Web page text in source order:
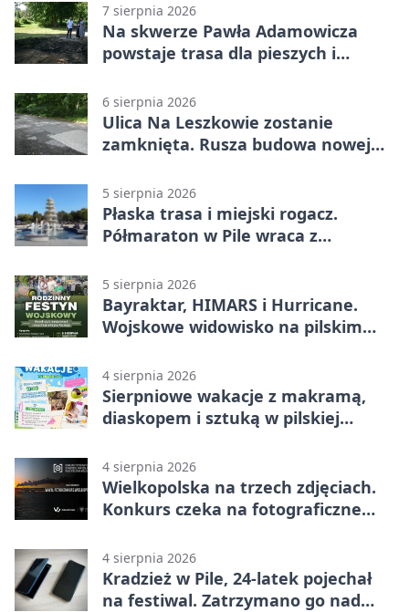
7 sierpnia 2026
Na skwerze Pawła Adamowicza
powstaje trasa dla pieszych i
6 sierpnia 2026
Ulica Na Leszkowie zostanie
zamknięta. Rusza budowa nowej
5 sierpnia 2026
Płaska trasa i miejski rogacz.
Półmaraton w Pile wraca z
5 sierpnia 2026
Bayraktar, HIMARS i Hurricane.
Wojskowe widowisko na pilskim
4 sierpnia 2026
Sierpniowe wakacje z makramą,
diaskopem i sztuką w pilskiej
4 sierpnia 2026
Wielkopolska na trzech zdjęciach.
Konkurs czeka na fotograficzne
4 sierpnia 2026
Kradzież w Pile, 24-latek pojechał
na festiwal. Zatrzymano go nad